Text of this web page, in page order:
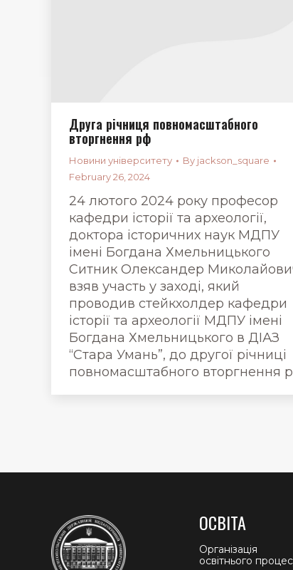
Друга річниця повномасштабного
вторгнення рф
Новини університету By jackson_square
February 26, 2024
24 лютого 2024 року професор
кафедри історії та археології,
доктора історичних наук МДПУ
імені Богдана Хмельницького
Ситник Олександер
взяв участь у заході, який
проводив стейкхолдер кафедри
історії та археології МДПУ імені
Богдана Хмельницького в ДІАЗ
“Стара Умань”, до другої річниці
повномасштабного вторгнення
ОСВІТА
Організація
освітнього